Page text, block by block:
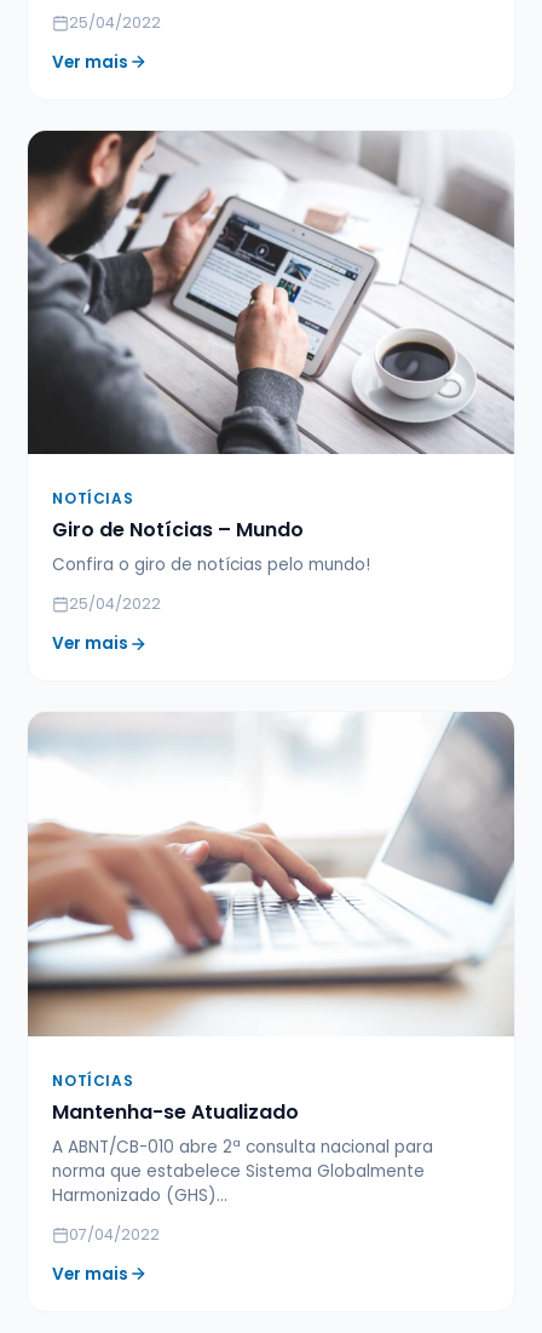
25/04/2022
Ver mais
NOTÍCIAS
Giro de Notícias – Mundo
Confira o giro de notícias pelo mundo!
25/04/2022
Ver mais
NOTÍCIAS
Mantenha-se Atualizado
A ABNT/CB-010 abre 2ª consulta nacional para
norma que estabelece Sistema Globalmente
Harmonizado (GHS)...
07/04/2022
Ver mais